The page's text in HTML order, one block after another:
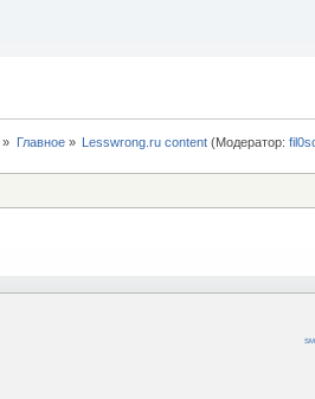
» Главное» Lesswrong.ru content(Модератор: